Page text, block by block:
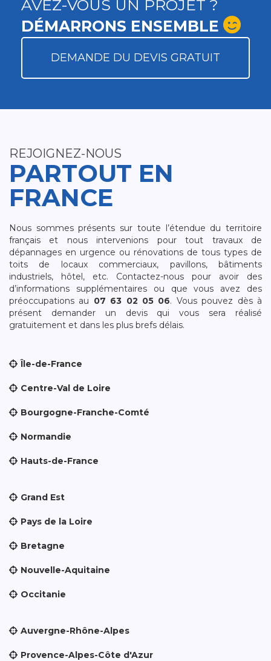
AVEZ-VOUS UN PROJET ?
DÉMARRONS ENSEMBLE
DEMANDE DU DEVIS GRATUIT
REJOIGNEZ-NOUS
PARTOUT EN
FRANCE
Nous sommes présents sur toute l’étendue du territoire
français et nous intervenions pour tout travaux de
dépannages en urgence ou rénovations de tous types de
toits de locaux commerciaux, pavillons, bâtiments
industriels, hôtel, etc. Contactez-nous pour avoir des
d’informations supplémentaires ou que vous avez des
préoccupations au 07 63 02 05 06. Vous pouvez dès à
présent demander un devis qui vous sera réalisé
gratuitement et dans les plus brefs délais.
Île-de-France
Centre-Val de Loire
Bourgogne-Franche-Comté
Normandie
Hauts-de-France
Grand Est
Pays de la Loire
Bretagne
Nouvelle-Aquitaine
Occitanie
Auvergne-Rhône-Alpes
Provence-Alpes-Côte d'Azur